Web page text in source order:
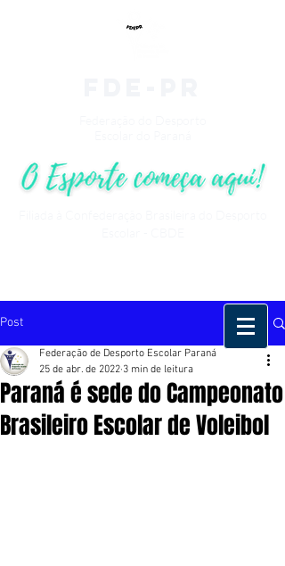
Post
Paraná é sede do Campeonato
Brasileiro Escolar de Voleibol
Federação de Desporto Escolar Paraná
25 de abr. de 2022 3 min de leitura